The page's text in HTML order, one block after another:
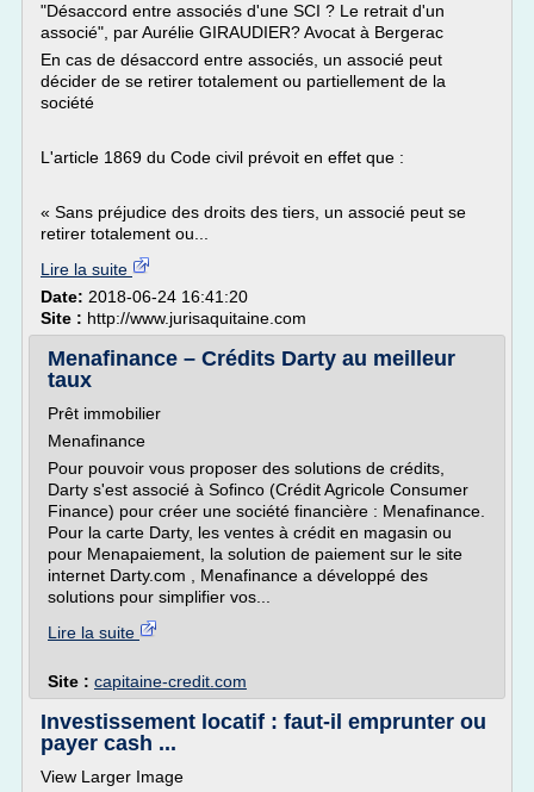
"Désaccord entre associés d'une SCI ? Le retrait d'un
associé", par Aurélie GIRAUDIER? Avocat à Bergerac
En cas de désaccord entre associés, un associé peut
décider de se retirer totalement ou partiellement de la
société
L'article 1869 du Code civil prévoit en effet que :
« Sans préjudice des droits des tiers, un associé peut se
retirer totalement ou...
Lire la suite
Date: 2018-06-24 16:41:20
Site : http://www.jurisaquitaine.com
Menafinance – Crédits Darty au meilleur
taux
Prêt immobilier
Menafinance
Pour pouvoir vous proposer des solutions de crédits,
Darty s'est associé à Sofinco (Crédit Agricole Consumer
Finance) pour créer une société financière : Menafinance.
Pour la carte Darty, les ventes à crédit en magasin ou
pour Menapaiement, la solution de paiement sur le site
internet Darty.com , Menafinance a développé des
solutions pour simplifier vos...
Lire la suite
Site : capitaine-credit.com
Investissement locatif : faut-il emprunter ou
payer cash ...
View Larger Image